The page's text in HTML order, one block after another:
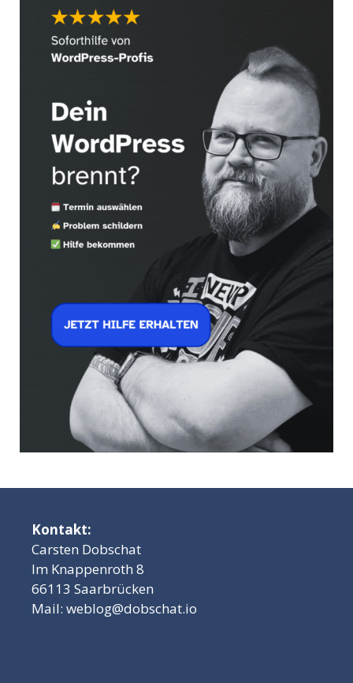
Kontakt:
Carsten Dobschat
Im Knappenroth 8
66113 Saarbrücken
Mail: weblog@dobschat.io